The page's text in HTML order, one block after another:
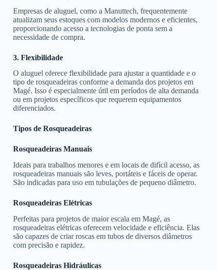
Empresas de aluguel, como a Manuttech, frequentemente
atualizam seus estoques com modelos modernos e eficientes,
proporcionando acesso a tecnologias de ponta sem a
necessidade de compra.
3. Flexibilidade
O aluguel oferece flexibilidade para ajustar a quantidade e o
tipo de rosqueadeiras conforme a demanda dos projetos em
Magé. Isso é especialmente útil em períodos de alta demanda
ou em projetos específicos que requerem equipamentos
diferenciados.
Tipos de Rosqueadeiras
Rosqueadeiras Manuais
Ideais para trabalhos menores e em locais de difícil acesso, as
rosqueadeiras manuais são leves, portáteis e fáceis de operar.
São indicadas para uso em tubulações de pequeno diâmetro.
Rosqueadeiras Elétricas
Perfeitas para projetos de maior escala em Magé, as
rosqueadeiras elétricas oferecem velocidade e eficiência. Elas
são capazes de criar roscas em tubos de diversos diâmetros
com precisão e rapidez.
Rosqueadeiras Hidráulicas